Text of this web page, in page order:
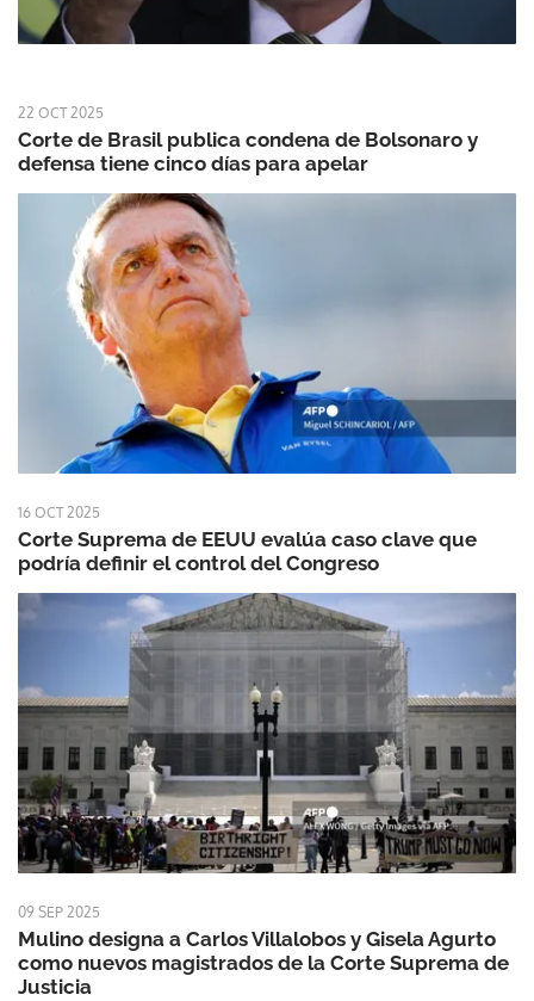
22 OCT 2025
Corte de Brasil publica condena de Bolsonaro y
defensa tiene cinco días para apelar
16 OCT 2025
Corte Suprema de EEUU evalúa caso clave que
podría definir el control del Congreso
09 SEP 2025
Mulino designa a Carlos Villalobos y Gisela Agurto
como nuevos magistrados de la Corte Suprema de
Justicia